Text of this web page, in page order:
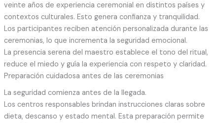
veinte años de experiencia ceremonial en distintos países y
contextos culturales. Esto genera confianza y tranquilidad.
Los participantes reciben atención personalizada durante las
ceremonias, lo que incrementa la seguridad emocional.
La presencia serena del maestro establece el tono del ritual,
reduce el miedo y guía la experiencia con respeto y claridad.
Preparación cuidadosa antes de las ceremonias
La seguridad comienza antes de la llegada.
Los centros responsables brindan instrucciones claras sobre
dieta, descanso y estado mental. Esta preparación permite